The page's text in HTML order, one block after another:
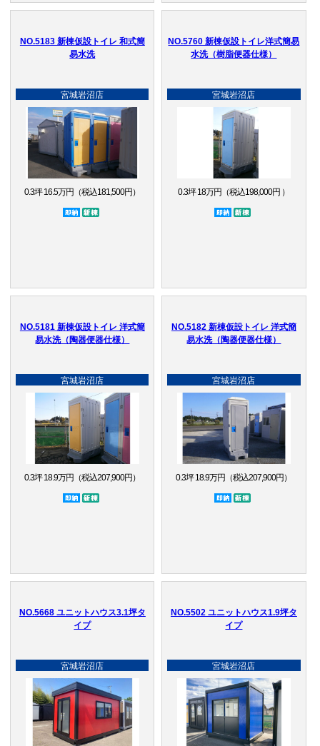
NO.5183 新棟仮設トイレ 和式簡
易水洗
宮城岩沼店
0.3坪 16.5万円（税込181,500円）
即納品
NO.5760 新棟仮設トイレ洋式簡易
水洗（樹脂便器仕様）
宮城岩沼店
0.3坪 18万円（税込198,000円 ）
即納品
NO.5181 新棟仮設トイレ 洋式簡
易水洗（陶器便器仕様）
宮城岩沼店
0.3坪 18.9万円（税込207,900円）
即納品
NO.5182 新棟仮設トイレ 洋式簡
易水洗（陶器便器仕様）
宮城岩沼店
0.3坪 18.9万円（税込207,900円）
即納品
NO.5668 ユニットハウス3.1坪タ
イプ
宮城岩沼店
NO.5502 ユニットハウス1.9坪タ
イプ
宮城岩沼店